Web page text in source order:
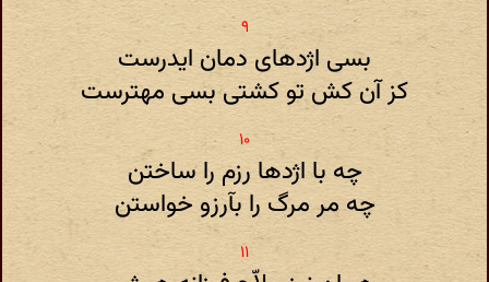
بسی اژدهای دمان ایدرست
کز آن کش تو کشتی بسی مهترست
چه با اژدها رزم را ساختن
چه مر مرگ را بآرزو خواستن